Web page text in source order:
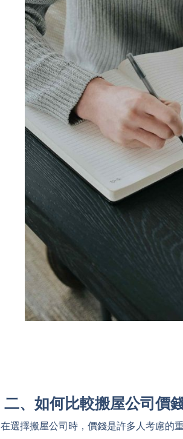
二、如何比較搬屋公司價
在選擇搬屋公司時，價錢是許多人考慮的